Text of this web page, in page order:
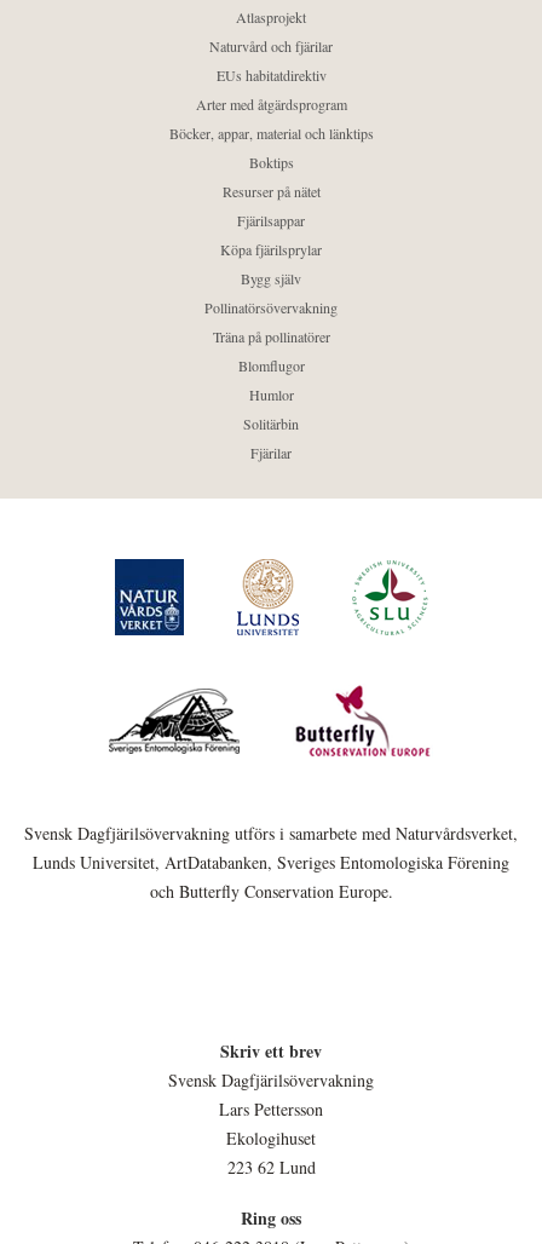
Atlasprojekt
Naturvård och fjärilar
EUs habitatdirektiv
Arter med åtgärdsprogram
Böcker, appar, material och länktips
Boktips
Resurser på nätet
Fjärilsappar
Köpa fjärilsprylar
Bygg själv
Pollinatörsövervakning
Träna på pollinatörer
Blomflugor
Humlor
Solitärbin
Fjärilar
Svensk Dagfjärilsövervakning utförs i samarbete med Naturvårdsverket,
Lunds Universitet, ArtDatabanken, Sveriges Entomologiska Förening
och Butterfly Conservation Europe.
Skriv ett brev
Svensk Dagfjärilsövervakning
Lars Pettersson
Ekologihuset
223 62 Lund
Ring oss